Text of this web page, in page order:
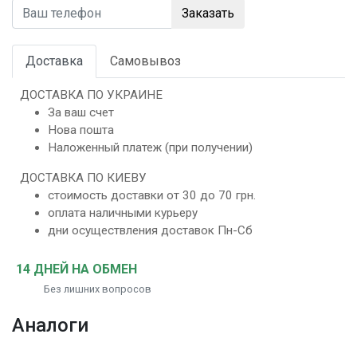
Заказать
Доставка Самовывоз
ДОСТАВКА ПО УКРАИНЕ
За ваш счет
Нова пошта
Наложенный платеж (при получении)
ДОСТАВКА ПО КИЕВУ
стоимость доставки от 30 до 70 грн.
оплата наличными курьеру
дни осуществления доставок Пн-Сб
14 ДНЕЙ НА ОБМЕН
Без лишних вопросов
Аналоги